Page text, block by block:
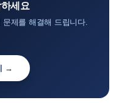
세요
제를 해결해 드립니다.
→